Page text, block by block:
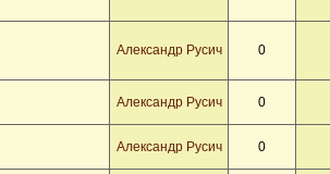
Александр Русич 0
Александр Русич 0
Александр Русич 0